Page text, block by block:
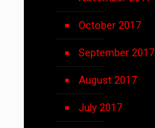
October 2017
September 2017
August 2017
July 2017